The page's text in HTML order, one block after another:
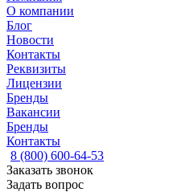
О компании
Блог
Новости
Контакты
Реквизиты
Лицензии
Бренды
Вакансии
Бренды
Контакты
8 (800) 600-64-53
Заказать звонок
Задать вопрос